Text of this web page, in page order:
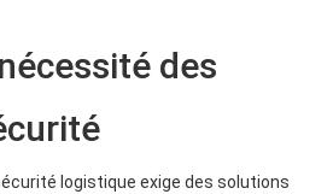
des
logistique exige des solutions